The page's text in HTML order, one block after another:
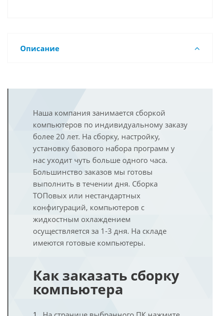
Описание
Наша компания занимается сборкой
компьютеров по индивидуальному заказу
более 20 лет. На сборку, настройку,
установку базового набора программ у
нас уходит чуть больше одного часа.
Большинство заказов мы готовы
выполнить в течении дня. Сборка
ТОПовых или нестандартных
конфигураций, компьютеров с
жидкостным охлаждением
осуществляется за 1-3 дня. На складе
имеются готовые компьютеры.
Как заказать сборку
компьютера